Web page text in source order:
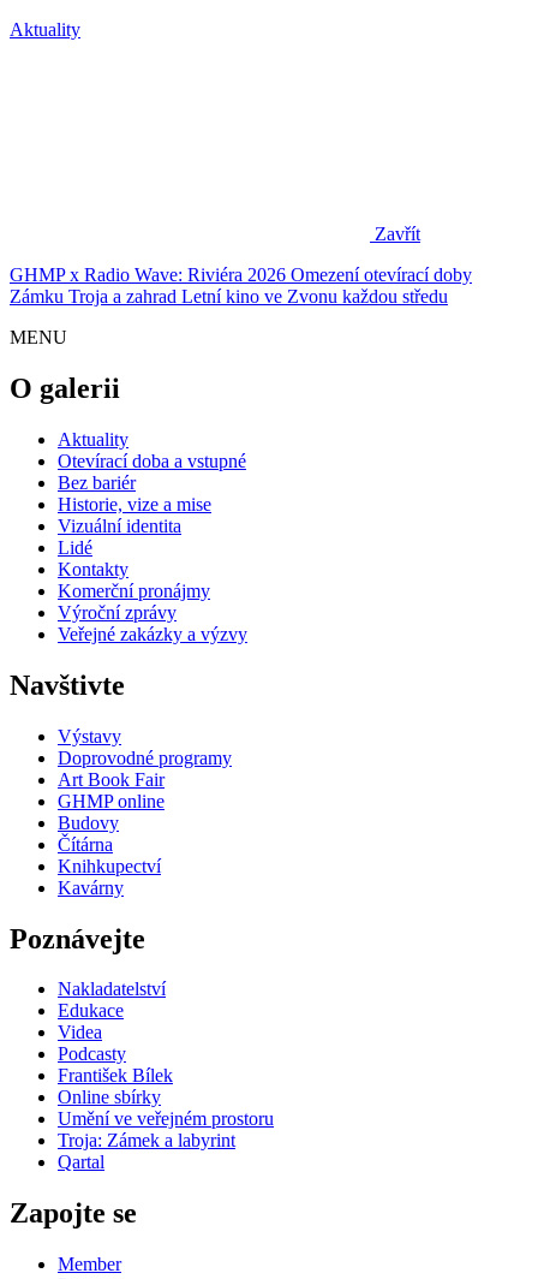
Aktuality
Zavřít
GHMP x Radio Wave: Riviéra 2026 Omezení otevírací doby
Zámku Troja a zahrad Letní kino ve Zvonu každou středu
MENU
O galerii
Aktuality
Otevírací doba a vstupné
Bez bariér
Historie, vize a mise
Vizuální identita
Lidé
Kontakty
Komerční pronájmy
Výroční zprávy
Veřejné zakázky a výzvy
Navštivte
Výstavy
Doprovodné programy
Art Book Fair
GHMP online
Budovy
Čítárna
Knihkupectví
Kavárny
Poznávejte
Nakladatelství
Edukace
Videa
Podcasty
František Bílek
Online sbírky
Umění ve veřejném prostoru
Troja: Zámek a labyrint
Qartal
Zapojte se
Member